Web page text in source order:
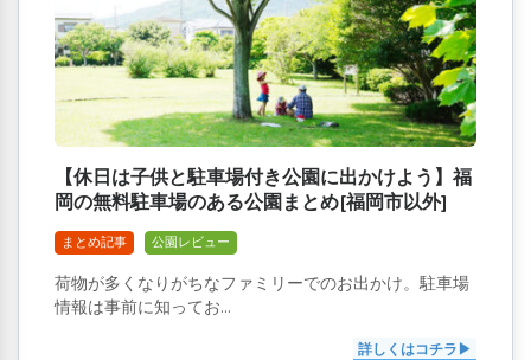
【休日は子供と駐車場付き公園に出かけよう】福
岡の無料駐車場のある公園まとめ[福岡市以外]
まとめ記事 公園レビュー
荷物が多くなりがちなファミリーでのお出かけ。駐車場
情報は事前に知ってお...
詳しくはコチラ